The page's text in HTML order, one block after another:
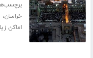
خراسان،
اماکن